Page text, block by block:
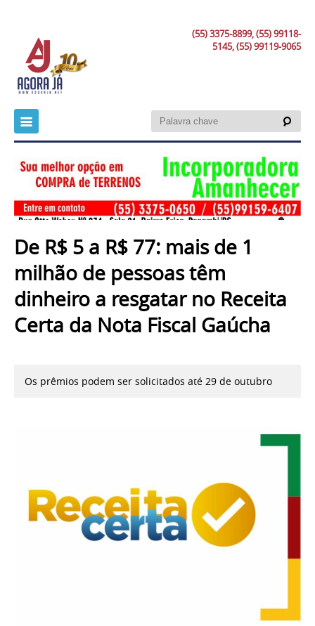
(55) 3375-8899, (55) 99118-
5145, (55) 99119-9065
De R$ 5 a R$ 77: mais de 1
milhão de pessoas têm
dinheiro a resgatar no Receita
Certa da Nota Fiscal Gaúcha
Os prêmios podem ser solicitados até 29 de outubro